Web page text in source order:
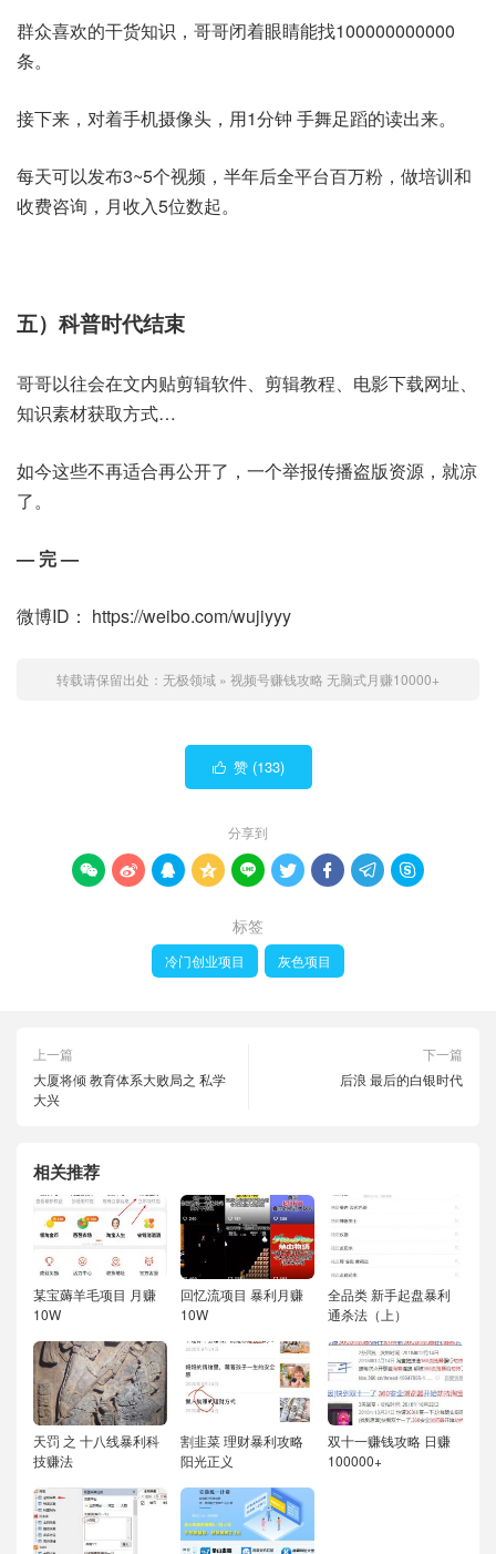
群众喜欢的干货知识，哥哥闭着眼睛能找100000000000
条。
接下来，对着手机摄像头，用1分钟 手舞足蹈的读出来。
每天可以发布3~5个视频，半年后全平台百万粉，做培训和
收费咨询，月收入5位数起。
五）科普时代结束
哥哥以往会在文内贴剪辑软件、剪辑教程、电影下载网址、
知识素材获取方式…
如今这些不再适合再公开了，一个举报传播盗版资源，就凉
了。
— 完 —
微博ID： https://weibo.com/wujiyyy
转载请保留出处： 无极领域 » 视频号赚钱攻略 无脑式月赚10000+
 赞 (133)
分享到
        
标签
冷门创业项目 灰色项目
上一篇
大厦将倾 教育体系大败局之 私学
大兴
下一篇
后浪 最后的白银时代
相关推荐
某宝薅羊毛项目 月赚
10W
回忆流项目 暴利月赚
10W
全品类 新手起盘暴利
通杀法（上）
天罚 之 十八线暴利科
技赚法
割韭菜 理财暴利攻略
阳光正义
双十一赚钱攻略 日赚
100000+